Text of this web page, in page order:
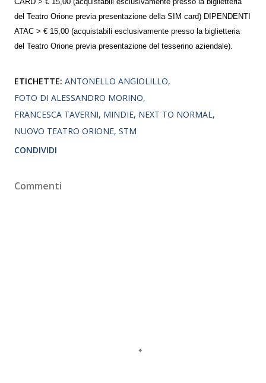
CARD > € 15,00 (acquistabili esclusivamente presso la biglietteria
del Teatro Orione previa presentazione della SIM card) DIPENDENTI
ATAC > € 15,00 (acquistabili esclusivamente presso la biglietteria
del Teatro Orione previa presentazione del tesserino aziendale).
ETICHETTE: ANTONELLO ANGIOLILLO
FOTO DI ALESSANDRO MORINO
FRANCESCA TAVERNI MINDIE NEXT TO NORMAL
NUOVO TEATRO ORIONE STM
CONDIVIDI
Commenti